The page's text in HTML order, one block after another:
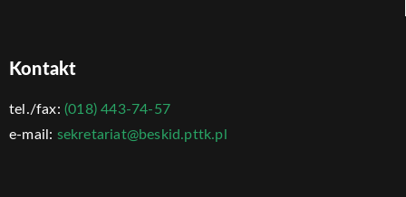
Kontakt
tel./fax:(018) 443-74-57
e-mail: sekretariat@beskid.pttk.pl